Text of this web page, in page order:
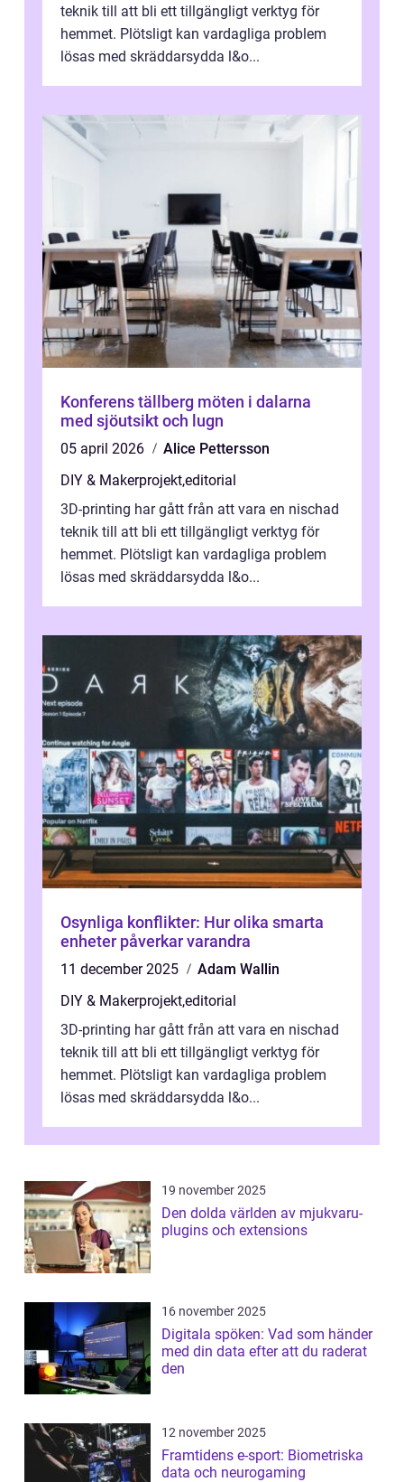
teknik till att bli ett tillgängligt verktyg för
hemmet. Plötsligt kan vardagliga problem
lösas med skräddarsydda l&o...
Konferens tällberg möten i dalarna
med sjöutsikt och lugn
05 april 2026
Alice Pettersson
DIY & Makerprojekt,editorial
3D-printing har gått från att vara en nischad
teknik till att bli ett tillgängligt verktyg för
hemmet. Plötsligt kan vardagliga problem
lösas med skräddarsydda l&o...
Osynliga konflikter: Hur olika smarta
enheter påverkar varandra
11 december 2025
Adam Wallin
DIY & Makerprojekt,editorial
3D-printing har gått från att vara en nischad
teknik till att bli ett tillgängligt verktyg för
hemmet. Plötsligt kan vardagliga problem
lösas med skräddarsydda l&o...
19 november 2025
Den dolda världen av mjukvaru-
plugins och extensions
16 november 2025
Digitala spöken: Vad som händer
med din data efter att du raderat
den
12 november 2025
Framtidens e-sport: Biometriska
data och neurogaming